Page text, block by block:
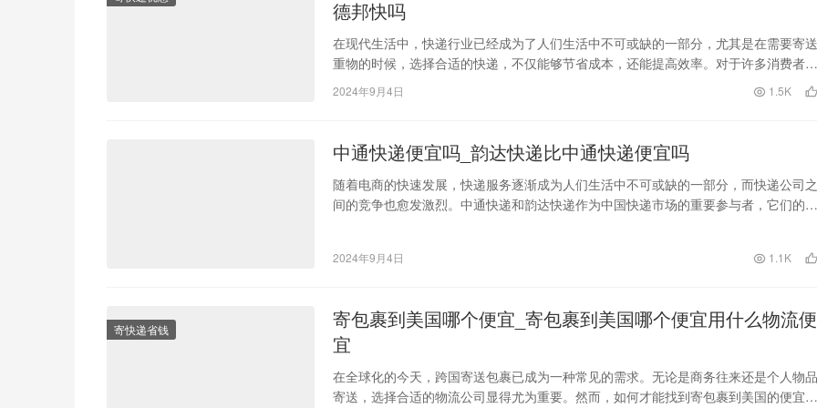
德邦快吗
在现代生活中，快递行业已经成为了人们生活中不可或缺的一部分，尤其是在需要寄送
重物的时候，选择合适的快递，不仅能够节省成本，还能提高效率。对于许多消费者而
言，寄重物哪个快递最便宜？德…
2024年9月4日 1.5K
中通快递便宜吗_韵达快递比中通快递便宜吗
随着电商的快速发展，快递服务逐渐成为人们生活中不可或缺的一部分，而快递公司之
间的竞争也愈发激烈。中通快递和韵达快递作为中国快递市场的重要参与者，它们的价
2024年9月4日 1.1K
寄快递省钱
寄包裹到美国哪个便宜_寄包裹到美国哪个便宜用什么物流便
宜
在全球化的今天，跨国寄送包裹已成为一种常见的需求。无论是商务往来还是个人物品
寄送，选择合适的物流公司显得尤为重要。然而，如何才能找到寄包裹到美国的便宜且